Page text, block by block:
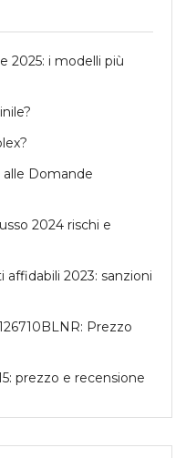
2025: i modelli più
alle Domande
2024 rischi e
affidabili 2023: sanzioni
Prezzo
prezzo e recensione